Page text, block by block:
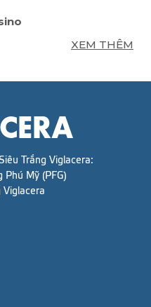
XEM THÊM
Trắng Viglacera:
Phú Mỹ (PFG)
Viglacera